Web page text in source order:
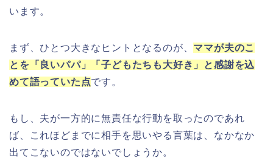
います。
まず、ひとつ大きなヒントとなるのが、 ママが夫のこ
とを「良いパパ」「子どもたちも大好き」と感謝を込
めて語っていた点です。
もし、夫が一方的に無責任な行動を取ったのであれ
ば、これほどまでに相手を思いやる言葉は、なかなか
出てこないのではないでしょうか。